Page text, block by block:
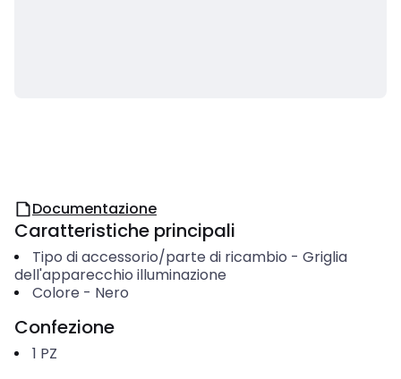
Documentazione
Caratteristiche principali
Tipo di accessorio/parte di ricambio - Griglia
dell'apparecchio illuminazione
Colore - Nero
Confezione
1 PZ